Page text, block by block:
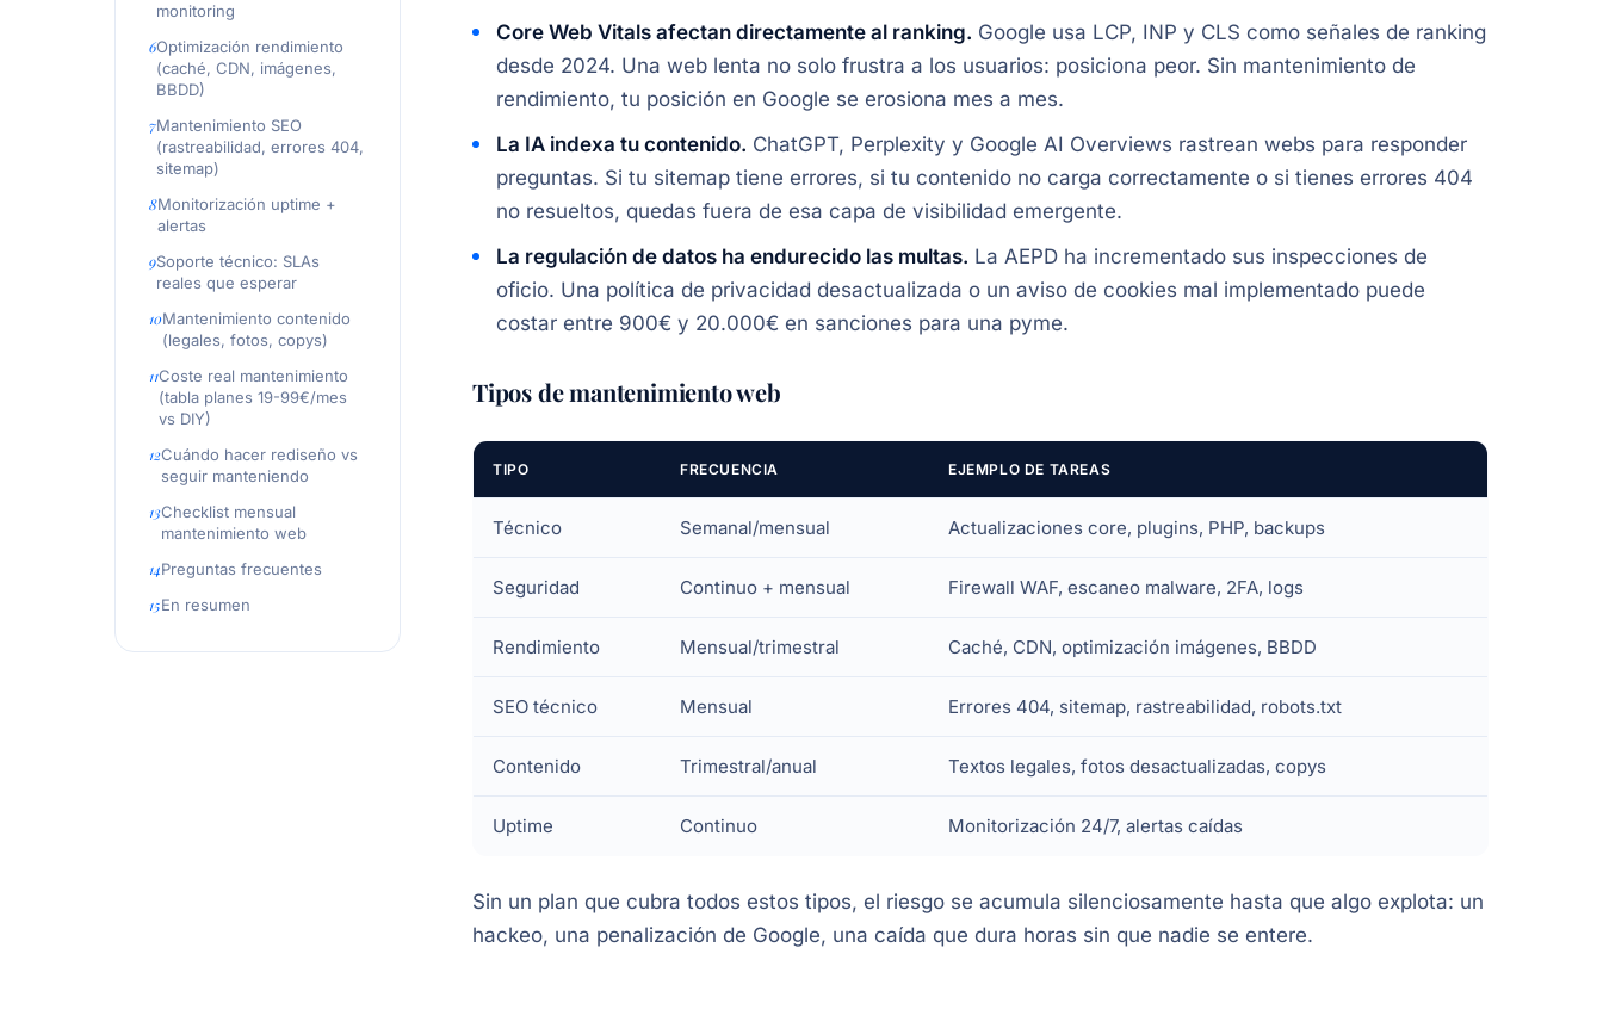
monitoring
Optimización rendimiento
(caché, CDN, imágenes,
BBDD)
Mantenimiento SEO
(rastreabilidad, errores 404,
sitemap)
Monitorización uptime +
alertas
Soporte técnico: SLAs
reales que esperar
Mantenimiento contenido
(legales, fotos, copys)
Coste real mantenimiento
(tabla planes 19-99€/mes
vs DIY)
Cuándo hacer rediseño vs
seguir manteniendo
Checklist mensual
mantenimiento web
Preguntas frecuentes
En resumen
Core Web Vitals afectan directamente al ranking. Google usa LCP, INP y CLS como señales de ranking
desde 2024. Una web lenta no solo frustra a los usuarios: posiciona peor. Sin mantenimiento de
rendimiento, tu posición en Google se erosiona mes a mes.
La IA indexa tu contenido. ChatGPT, Perplexity y Google AI Overviews rastrean webs para responder
preguntas. Si tu sitemap tiene errores, si tu contenido no carga correctamente o si tienes errores 404
no resueltos, quedas fuera de esa capa de visibilidad emergente.
La regulación de datos ha endurecido las multas. La AEPD ha incrementado sus inspecciones de
oficio. Una política de privacidad desactualizada o un aviso de cookies mal implementado puede
costar entre 900€ y 20.000€ en sanciones para una pyme.
Tipos de mantenimiento web
TIPO FRECUENCIA EJEMPLO DE TAREAS
Técnico Semanal/mensual Actualizaciones core, plugins, PHP, backups
Seguridad Continuo + mensual Firewall WAF, escaneo malware, 2FA, logs
Rendimiento Mensual/trimestral Caché, CDN, optimización imágenes, BBDD
SEO técnico Mensual Errores 404, sitemap, rastreabilidad, robots.txt
Contenido Trimestral/anual Textos legales, fotos desactualizadas, copys
Uptime Continuo Monitorización 24/7, alertas caídas
Sin un plan que cubra todos estos tipos, el riesgo se acumula silenciosamente hasta que algo explota: un
hackeo, una penalización de Google, una caída que dura horas sin que nadie se entere.